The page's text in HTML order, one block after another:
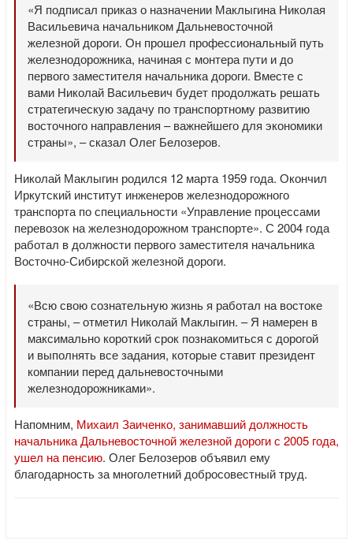
«Я подписал приказ о назначении Маклыгина Николая
Васильевича начальником Дальневосточной
железной дороги. Он прошел профессиональный путь
железнодорожника, начиная с монтера пути и до
первого заместителя начальника дороги. Вместе с
вами Николай Васильевич будет продолжать решать
стратегическую задачу по транспортному развитию
восточного направления – важнейшего для экономики
страны», – сказал Олег Белозеров.
Николай Маклыгин родился 12 марта 1959 года. Окончил
Иркутский институт инженеров железнодорожного
транспорта по специальности «Управление процессами
перевозок на железнодорожном транспорте». С 2004 года
работал в должности первого заместителя начальника
Восточно-Сибирской железной дороги.
«Всю свою сознательную жизнь я работал на востоке
страны, – отметил Николай Маклыгин. – Я намерен в
максимально короткий срок познакомиться с дорогой
и выполнять все задания, которые ставит президент
компании перед дальневосточными
железнодорожниками».
Напомним, Михаил Заиченко, занимавший должность
начальника Дальневосточной железной дороги с 2005 года,
ушел на пенсию. Олег Белозеров объявил ему
благодарность за многолетний добросовестный труд.